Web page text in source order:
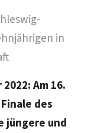
in
2022: Am 16.
des
jüngere und